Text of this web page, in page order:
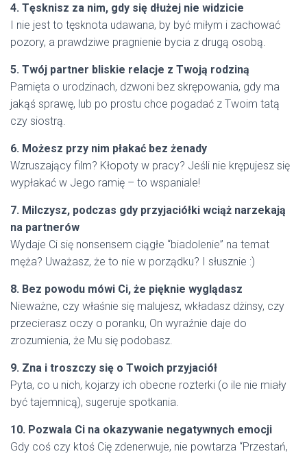
4. Tęsknisz za nim, gdy się dłużej nie widzicie
I nie jest to tęsknota udawana, by być miłym i zachować
pozory, a prawdziwe pragnienie bycia z drugą osobą.
5. Twój partner bliskie relacje z Twoją rodziną
Pamięta o urodzinach, dzwoni bez skrępowania, gdy ma
jakąś sprawę, lub po prostu chce pogadać z Twoim tatą
czy siostrą.
6. Możesz przy nim płakać bez żenady
Wzruszający film? Kłopoty w pracy? Jeśli nie krępujesz się
wypłakać w Jego ramię – to wspaniale!
7. Milczysz, podczas gdy przyjaciółki wciąż narzekają
na partnerów
Wydaje Ci się nonsensem ciągłe “biadolenie” na temat
męża? Uważasz, że to nie w porządku? I słusznie :)
8. Bez powodu mówi Ci, że pięknie wyglądasz
Nieważne, czy właśnie się malujesz, wkładasz dżinsy, czy
przecierasz oczy o poranku, On wyraźnie daje do
zrozumienia, że Mu się podobasz.
9. Zna i troszczy się o Twoich przyjaciół
Pyta, co u nich, kojarzy ich obecne rozterki (o ile nie miały
być tajemnicą), sugeruje spotkania.
10. Pozwala Ci na okazywanie negatywnych emocji
Gdy coś czy ktoś Cię zdenerwuje, nie powtarza “Przestań,